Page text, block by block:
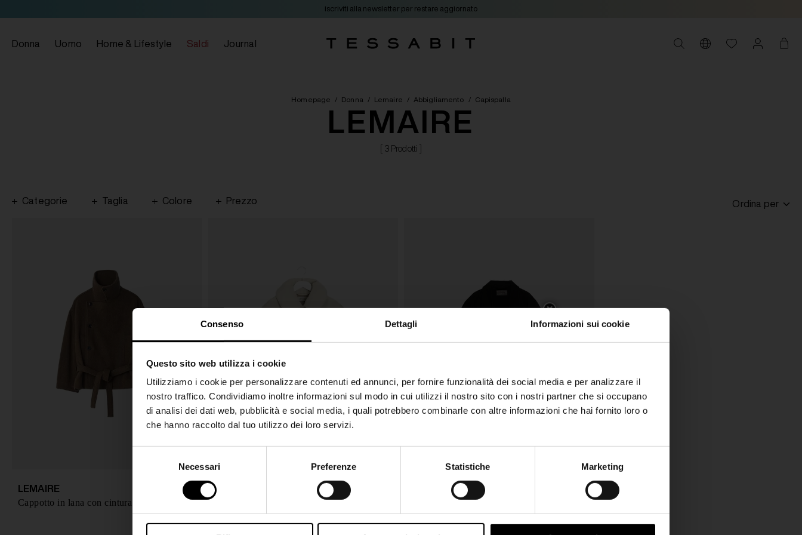
Consenso Dettagli Informazioni sui cookie
Questo sito web utilizza i cookie
Utilizziamo i cookie per personalizzare contenuti ed annunci, per fornire funzionalità dei social media e per analizzare il
nostro traffico. Condividiamo inoltre informazioni sul modo in cui utilizzi il nostro sito con i nostri partner che si occupano
di analisi dei dati web, pubblicità e social media, i quali potrebbero combinarle con altre informazioni che hai fornito loro o
che hanno raccolto dal tuo utilizzo dei loro servizi.
Necessari Preferenze Statistiche Marketing
iscriviti alla newsletter per restare aggiornato
Donna Uomo Home & Lifestyle Saldi Journal
Homepage / Donna / Lemaire / Abbigliamento / Capispalla
LEMAIRE
[ 3 Prodotti ]
Categorie Taglia Colore Prezzo Ordina per
LEMAIRE € 1.290,00
Cappotto in lana con cintura
LEMAIRE LEMAIRE € 490,00
Giacca di cotone
SHIPPING TO UNITED STATES?
The shipping costs and items price are based on
destination country
Join the Club